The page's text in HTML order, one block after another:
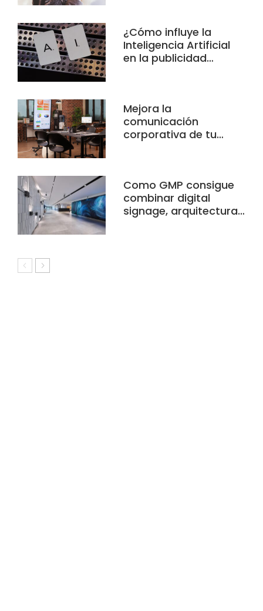
¿Cómo influye la
Inteligencia Artificial
en la publicidad…
Mejora la
comunicación
corporativa de tu…
Como GMP consigue
combinar digital
signage, arquitectura…